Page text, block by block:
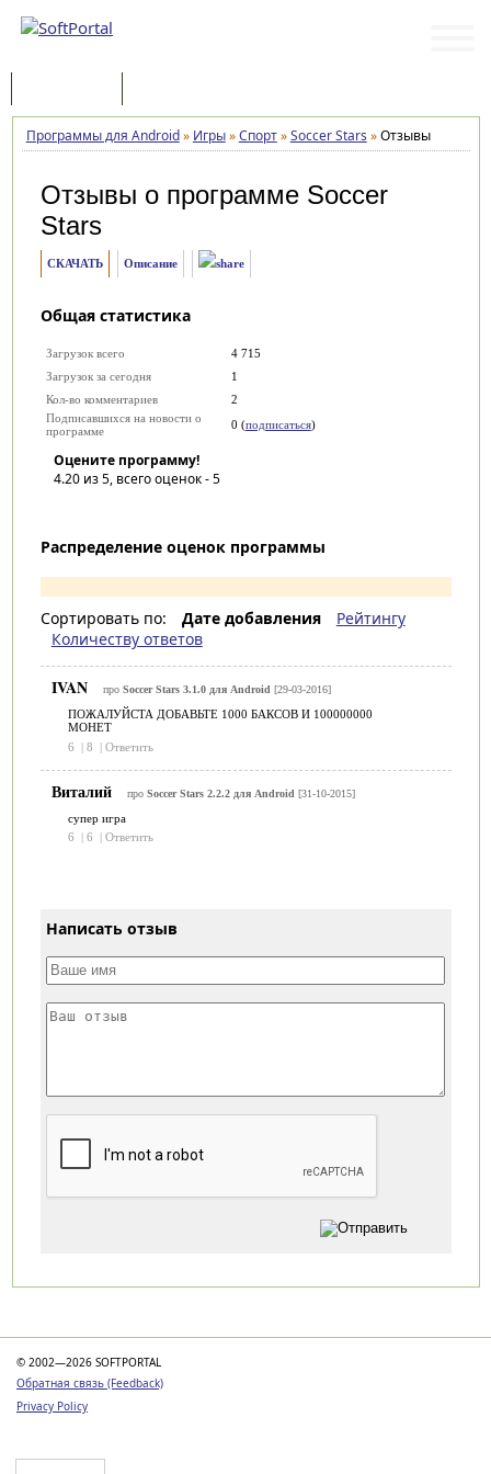
Программы для Android» Игры»Спорт»Soccer Stars »Отзывы
Отзывы о программе Soccer
Stars
СКАЧАТЬ Описание
Общая статистика
Загрузок всего
4 715
Загрузок за сегодня
1
Кол-во комментариев
2
Подписавшихся на новости о
программе
0 (подписаться)
Оцените программу!
4.20из 5, всего оценок -5
Распределение оценок программы
Сортировать по: Дате добавления
Рейтингу
Количеству ответов
IVAN про Soccer Stars 3.1.0 для Android [29-03-2016]
ПОЖАЛУЙСТА ДОБАВЬТЕ 1000 БАКСОВ И 100000000
МОНЕТ
6
| 8 | Ответить
Виталий про Soccer Stars 2.2.2 для Android [31-10-2015]
супер игра
6
| 6 | Ответить
Написать отзыв
© 2002—2026 SOFTPORTAL
Обратная связь (Feedback)
Privacy Policy